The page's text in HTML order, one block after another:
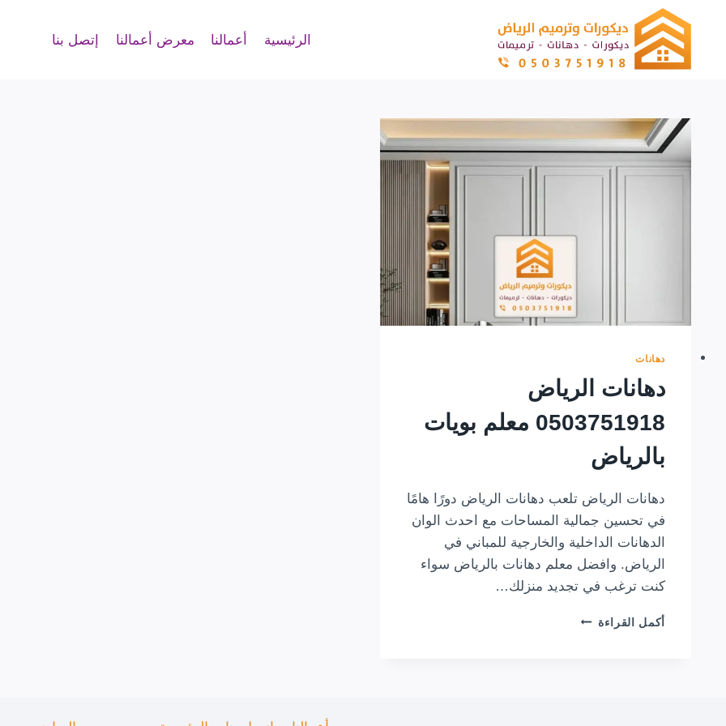
المحتوى
الرئيسية أعمالنا معرض أعمالنا إتصل بنا
دهانات
دهانات الرياض
0503751918 معلم بويات
بالرياض
دهانات الرياض تلعب دهانات الرياض دورًا هامًا
في تحسين جمالية المساحات مع احدث الوان
الدهانات الداخلية والخارجية للمباني في
الرياض. وافضل معلم دهانات بالرياض سواء
كنت ترغب في تجديد منزلك…
أكمل القراءة دهانات